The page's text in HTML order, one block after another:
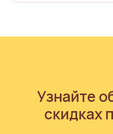
Узнайте
скидках